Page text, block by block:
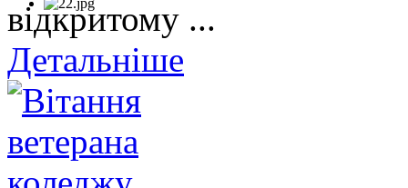
відкритому ...
Детальніше